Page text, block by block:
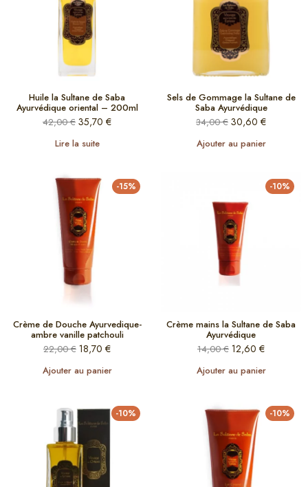
Huile la Sultane de Saba
Ayurvédique oriental – 200ml
42,00€ 35,70 €
Lire la suite
Sels de Gommage la Sultane de
Saba Ayurvédique
34,00€ 30,60 €
Ajouter au panier
-15%
Crème de Douche Ayurvedique-
ambre vanille patchouli
22,00€ 18,70 €
Ajouter au panier
-10%
Crème mains la Sultane de Saba
Ayurvédique
14,00€ 12,60 €
Ajouter au panier
-10% -10%